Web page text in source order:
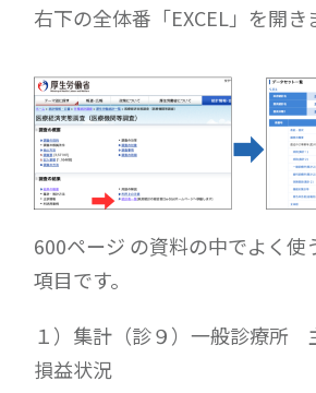
右下の全体番「EXCEL」を開き
600ページ の資料の中でよく使
項目です。
１）集計（診９）一般診療所
損益状況